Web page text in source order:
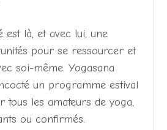
est là, et avec lui, une
pour se ressourcer et
soi-même. Yogasana
un programme estival
tous les amateurs de yoga,
ou confirmés.